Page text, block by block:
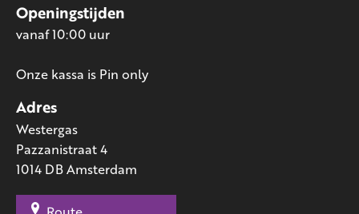
Adres
Westergas
Pazzanistraat 4
1014 DB Amsterdam
Openingstijden
vanaf 10:00 uur
Onze kassa is Pin only